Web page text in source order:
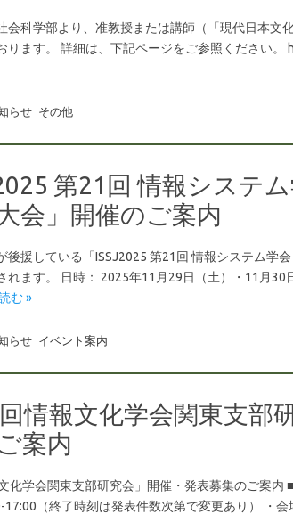
会科学部より、准教授または講師（「現代日本文
ります。 詳細は、下記ページをご参照ください
らせ その他
第21回 情報システ
会」開催のご案内
後援している「ISSJ2025 第21回 情報システム学
れます。 日時： 2025年11月29日（土）・11月30
む »
らせ イベント案内
回情報文化学会関東支部
案内
化学会関東支部研究会」開催・発表募集のご案内
17:00（終了時刻は発表件数次第で変更あり） ・